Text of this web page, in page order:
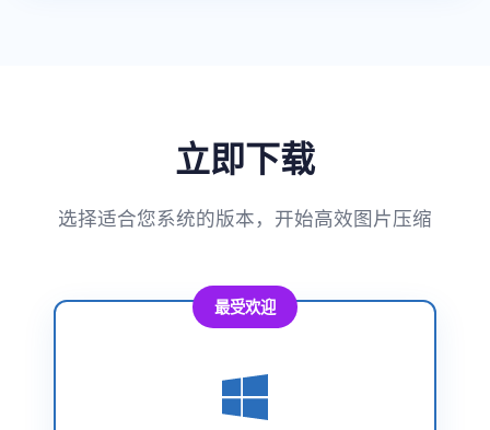
立即下载
选择适合您系统的版本，开始高效图片压缩
最受欢迎